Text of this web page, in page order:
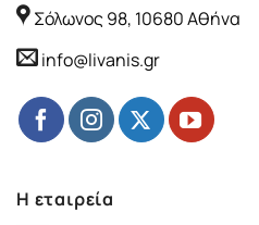
Σόλωνος 98, 10680 Αθήνα
info@livanis.gr
Η εταιρεία